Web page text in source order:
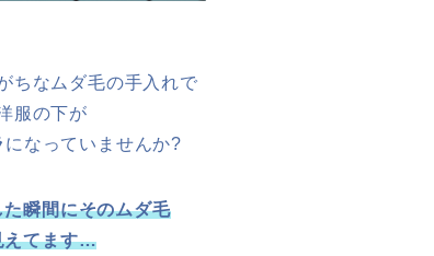
ちなムダ毛の手入れで
服の下が
になっていませんか?
瞬間にそのムダ毛
えてます…